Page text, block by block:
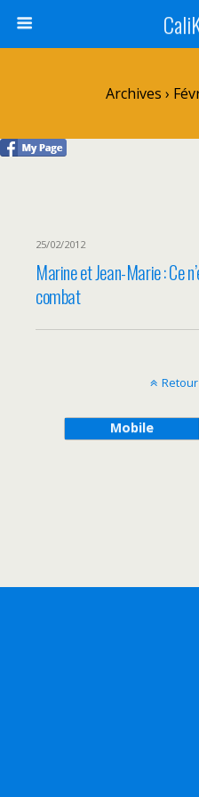
Archives ›
25/02/2012
Marine et Jean-Marie : Ce
combat
Mobile